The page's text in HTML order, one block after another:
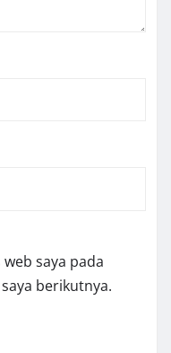
saya pada
berikutnya.